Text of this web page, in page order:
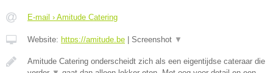
E-mail › Amitude Catering
Website: https://amitude.be | Screenshot ▼
Amitude Catering onderscheidt zich als een eigentijdse cateraar die